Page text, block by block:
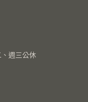
週三公休